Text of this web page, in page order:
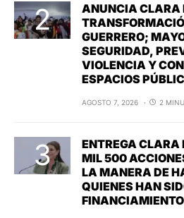
ANUNCIA CLARA
GUERRERO;
SEGURIDAD,
VIOLENCIA Y
ESPACIOS
AGOSTO 7, 2026 2
ENTREGA CLARA
MIL 500
LA MANERA DE
QUIENES HAN